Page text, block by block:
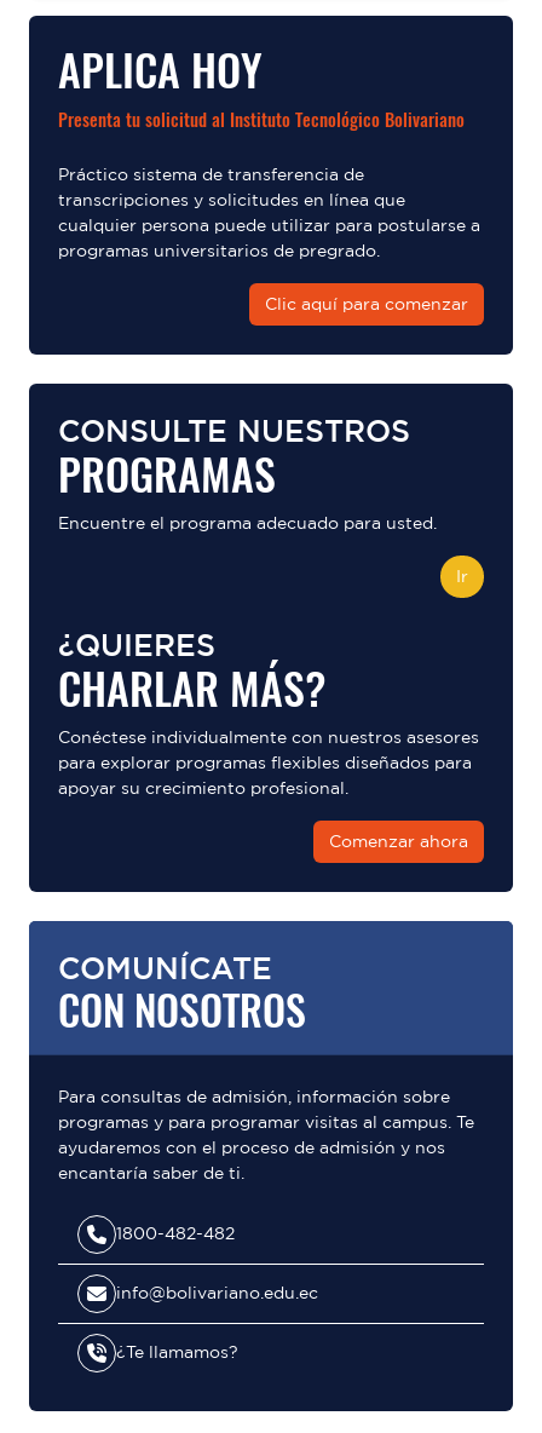
APLICA HOY
Presenta tu solicitud al Instituto Tecnológico Bolivariano
Práctico sistema de transferencia de
transcripciones y solicitudes en línea que
cualquier persona puede utilizar para postularse a
programas universitarios de pregrado.
Clic aquí para comenzar
CONSULTE NUESTROS
PROGRAMAS
Encuentre el programa adecuado para usted.
Ir
¿QUIERES
CHARLAR MÁS?
Conéctese individualmente con nuestros asesores
para explorar programas flexibles diseñados para
apoyar su crecimiento profesional.
Comenzar ahora
COMUNÍCATE
CON NOSOTROS
Para consultas de admisión, información sobre
programas y para programar visitas al campus. Te
ayudaremos con el proceso de admisión y nos
encantaría saber de ti.
1800-482-482
info@bolivariano.edu.ec
¿Te llamamos?